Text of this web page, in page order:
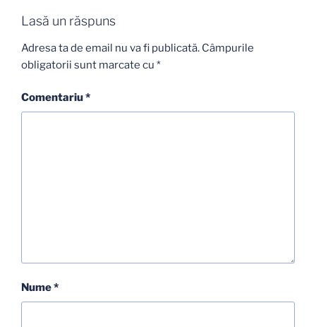
Lasă un răspuns
Adresa ta de email nu va fi publicată. Câmpurile
obligatorii sunt marcate cu *
Comentariu*
Nume*